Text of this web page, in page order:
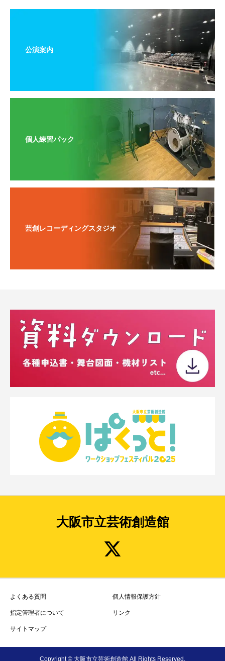
公演案内
個人練習パック
芸創レコーディングスタジオ
大阪市立芸術創造館
よくある質問 個人情報保護方針
指定管理者について リンク
サイトマップ
Copyright © 大阪市立芸術創造館 All Rights Reserved.